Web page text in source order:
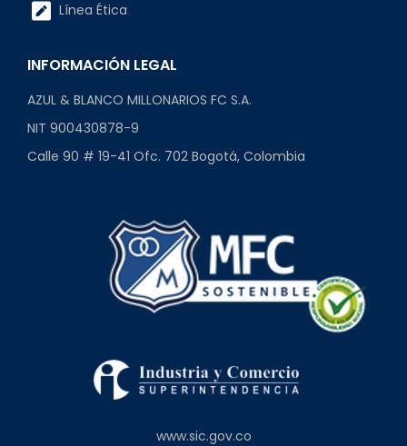
Línea Ética
INFORMACIÓN LEGAL
AZUL & BLANCO MILLONARIOS FC S.A.
NIT 900430878-9
Calle 90 # 19-41 Ofc. 702 Bogotá, Colombia
www.sic.gov.co